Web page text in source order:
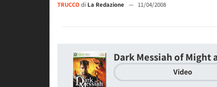
TRUCCO di La Redazione — 11/04/2008
Dark Messiah of Might
Video